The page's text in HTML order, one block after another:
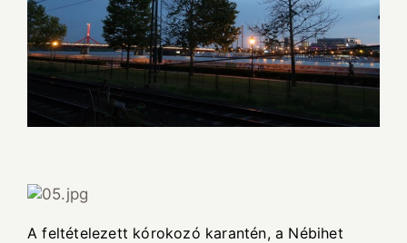
A feltételezett kórokozó karantén, a Nébihet